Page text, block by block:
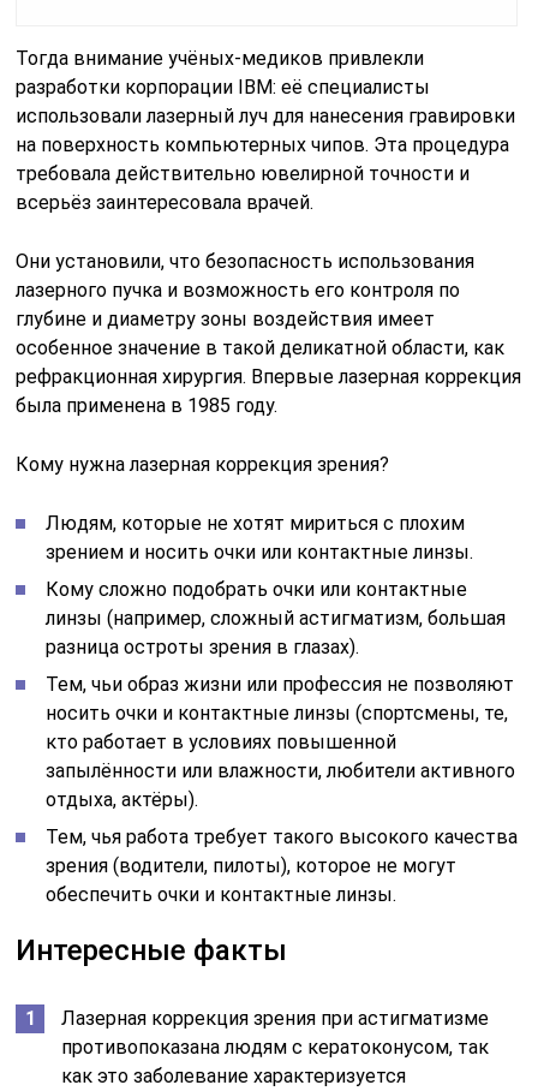
Тогда внимание учёных-медиков привлекли
разработки корпорации IBM: её специалисты
использовали лазерный луч для нанесения гравировки
на поверхность компьютерных чипов. Эта процедура
требовала действительно ювелирной точности и
всерьёз заинтересовала врачей.
Они установили, что безопасность использования
лазерного пучка и возможность его контроля по
глубине и диаметру зоны воздействия имеет
особенное значение в такой деликатной области, как
рефракционная хирургия. Впервые лазерная коррекция
была применена в 1985 году.
Кому нужна лазерная коррекция зрения?
Людям, которые не хотят мириться с плохим
зрением и носить очки или контактные линзы.
Кому сложно подобрать очки или контактные
линзы (например, сложный астигматизм, большая
разница остроты зрения в глазах).
Тем, чьи образ жизни или профессия не позволяют
носить очки и контактные линзы (спортсмены, те,
кто работает в условиях повышенной
запылённости или влажности, любители активного
отдыха, актёры).
Тем, чья работа требует такого высокого качества
зрения (водители, пилоты), которое не могут
обеспечить очки и контактные линзы.
Интересные факты
Лазерная коррекция зрения при астигматизме
противопоказана людям с кератоконусом, так
как это заболевание характеризуется